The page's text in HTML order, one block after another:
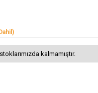
kalmamıştır.